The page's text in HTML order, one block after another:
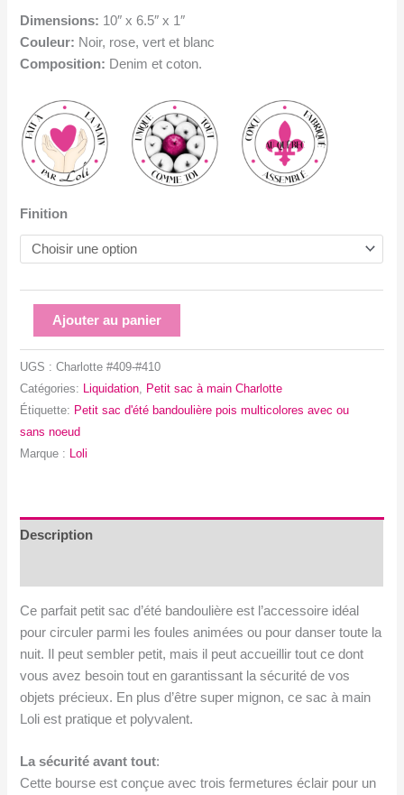
Dimensions: 10″ x 6.5″ x 1″
Couleur: Noir, rose, vert et blanc
Composition: Denim et coton.
Finition
quantité
de
d'été
main
Ajouter au panier
UGS :Charlotte #409-#410
Catégories:
Liquidation
Petit sac à main Charlotte
Étiquette: Petit sac d'été bandoulière pois multicolores avec ou
sans noeud
Marque :
Loli
Description
Ce parfait petit sac d’été bandoulière est l’accessoire idéal
pour circuler parmi les foules animées ou pour danser toute la
nuit. Il peut sembler petit, mais il peut accueillir tout ce dont
vous avez besoin tout en garantissant la sécurité de vos
objets précieux. En plus d’être super mignon, ce sac à main
Loli est pratique et polyvalent.
La sécurité avant tout:
Cette bourse est conçue avec trois fermetures éclair pour un